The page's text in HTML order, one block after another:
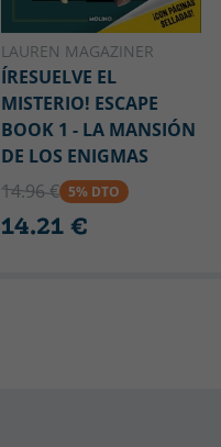
LAUREN MAGAZINER
ÍRESUELVE EL
MISTERIO! ESCAPE
BOOK 1 - LA MANSIÓN
DE LOS ENIGMAS
14.96 € 5% DTO
14.21 €